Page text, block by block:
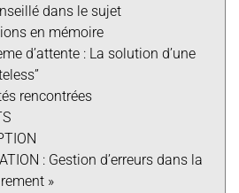
dans le sujet
en mémoire
d’attente : La solution d’une
rencontrées
: Gestion d’erreurs dans la
»